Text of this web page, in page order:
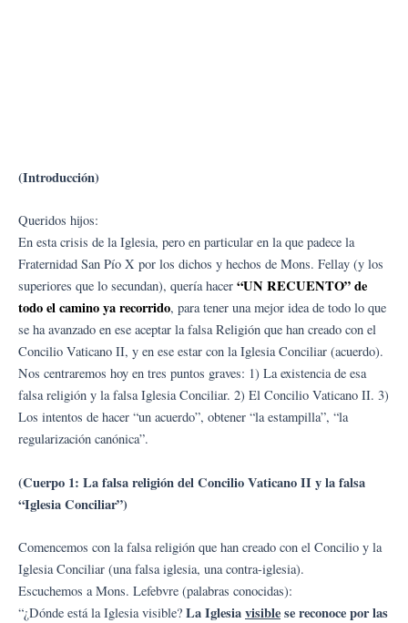
(Introducción)
Queridos hijos:
En esta crisis de la Iglesia, pero en particular en la que padece la
Fraternidad San Pío X por los dichos y hechos de Mons. Fellay (y los
superiores que lo secundan), quería hacer “UN RECUENTO” de
todo el camino ya recorrido, para tener una mejor idea de todo lo que
se ha avanzado en ese aceptar la falsa Religión que han creado con el
Concilio Vaticano II, y en ese estar con la Iglesia Conciliar (acuerdo).
Nos centraremos hoy en tres puntos graves: 1) La existencia de esa
falsa religión y la falsa Iglesia Conciliar. 2) El Concilio Vaticano II. 3)
Los intentos de hacer “un acuerdo”, obtener “la estampilla”, “la
regularización canónica”.
(Cuerpo 1: La falsa religión del Concilio Vaticano II y la falsa
“Iglesia Conciliar”)
Comencemos con la falsa religión que han creado con el Concilio y la
Iglesia Conciliar (una falsa iglesia, una contra-iglesia).
Escuchemos a Mons. Lefebvre (palabras conocidas):
“¿Dónde está la Iglesia visible? La Iglesiavisiblese reconoce por las